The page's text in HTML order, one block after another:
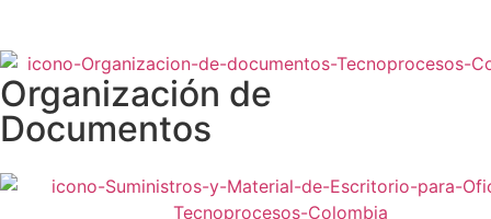
Organización de
Documentos